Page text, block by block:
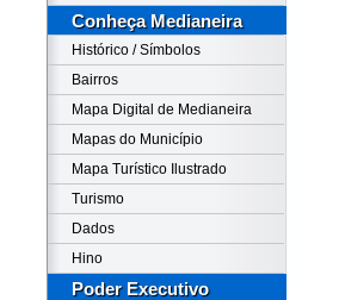
Conheça Medianeira
Histórico / Símbolos
Bairros
Mapa Digital de Medianeira
Mapas do Município
Mapa Turístico Ilustrado
Turismo
Dados
Hino
Poder Executivo